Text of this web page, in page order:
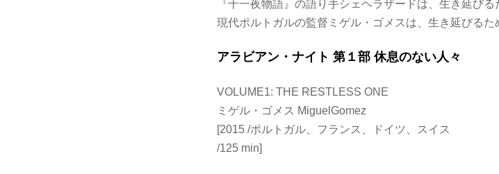
『千一夜物語』の語り手シェヘラザードは、生き延び
現代ポルトガルの監督ミゲル・ゴメスは、生き延びるた
アラビアン・ナイト 第１部 休息のない人々
VOLUME1: THE RESTLESS ONE
ミゲル・ゴメス MiguelGomez
[2015 /ポルトガル、フランス、ドイツ、スイス
/125 min]